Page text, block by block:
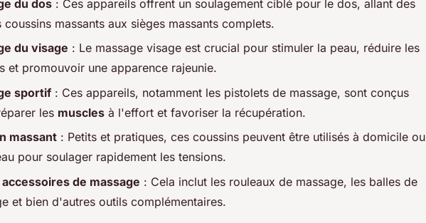
du dos : Ces appareils offrent un soulagement ciblé pour le dos, allant des
coussins massants aux sièges massants complets.
du visage : Le massage visage est crucial pour stimuler la peau, réduire les
et promouvoir une apparence rajeunie.
sportif : Ces appareils, notamment les pistolets de massage, sont conçus
les muscles à l'effort et favoriser la récupération.
massant : Petits et pratiques, ces coussins peuvent être utilisés à domicile ou
pour soulager rapidement les tensions.
de massage : Cela inclut les rouleaux de massage, les balles de
et bien d'autres outils complémentaires.